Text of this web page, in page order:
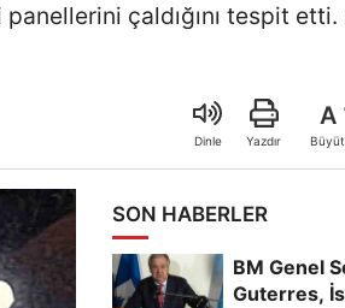
çaldığını tespit etti.
Dinle Yazdır
A
Büyüt
SON HABERLER
BM Genel
Guterres,